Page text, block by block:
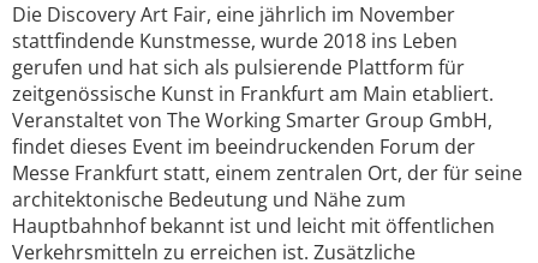
Die Discovery Art Fair, eine jährlich im November
stattfindende Kunstmesse, wurde 2018 ins Leben
gerufen und hat sich als pulsierende Plattform für
zeitgenössische Kunst in Frankfurt am Main etabliert.
Veranstaltet von The Working Smarter Group GmbH,
findet dieses Event im beeindruckenden Forum der
Messe Frankfurt statt, einem zentralen Ort, der für seine
architektonische Bedeutung und Nähe zum
Hauptbahnhof bekannt ist und leicht mit öffentlichen
Verkehrsmitteln zu erreichen ist. Zusätzliche